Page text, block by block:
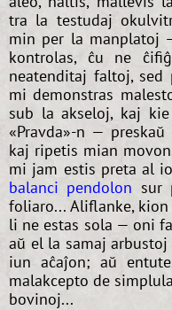
tra la testudaj
min per la manplatoj
kontrolas, ĉu ne
neatenditaj faltoj,
mi demonstras
sub la akseloj, kaj
«Pravda»-n —
kaj ripetis mian
mi jam estis preta al
balanci pendolon sur
foliaro... Aliflanke,
li ne estas sola — oni
aŭ el la samaj
iun aĉaĵon; aŭ
malakcepto de
bovinoj...